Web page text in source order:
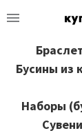
Бусины из
Наборы